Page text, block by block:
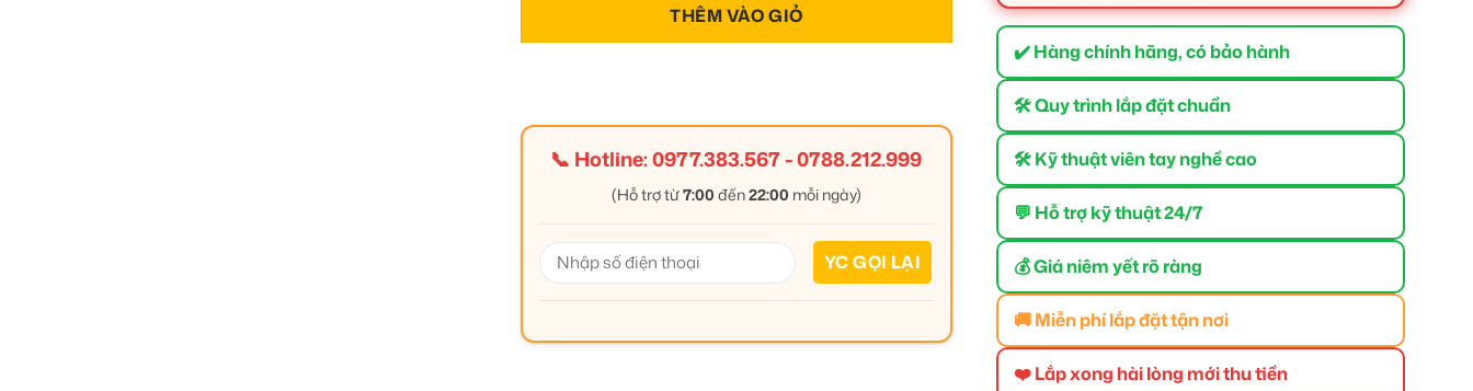
THÊM VÀO GIỎ
📞 Hotline:0977.383.567-0788.212.999
(Hỗ trợ từ7:00 đến22:00 mỗi ngày)
✔️ Hàng chính hãng, có bảo hành
🛠 Quy trình lắp đặt chuẩn
🛠 Kỹ thuật viên tay nghề cao
💬 Hỗ trợ kỹ thuật 24/7
💰 Giá niêm yết rõ ràng
🚚 Miễn phí lắp đặt tận nơi
❤️ Lắp xong hài lòng mới thu tiền